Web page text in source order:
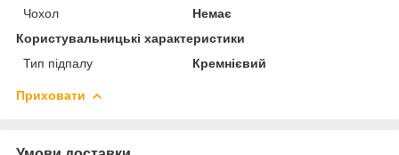
Чохол
Немає
Користувальницькі характеристики
Тип підпалу
Кремнієвий
Приховати